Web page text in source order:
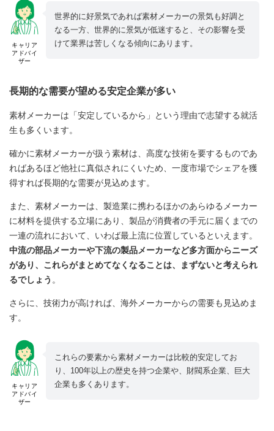
キャリア
アドバイ
ザー
世界的に好景気であれば素材メーカーの景気も好調と
なる一方、世界的に景気が低迷すると、その影響を受
けて業界は苦しくなる傾向にあります。
長期的な需要が望める安定企業が多い
素材メーカーは「安定しているから」という理由で志望する就活
生も多くいます。
確かに素材メーカーが扱う素材は、高度な技術を要するものであ
ればあるほど他社に真似されにくいため、一度市場でシェアを獲
得すれば長期的な需要が見込めます。
また、素材メーカーは、製造業に携わるほかのあらゆるメーカー
に材料を提供する立場にあり、製品が消費者の手元に届くまでの
一連の流れにおいて、いわば最上流に位置しているといえます。
中流の部品メーカーや下流の製品メーカーなど多方面からニーズ
があり、これらがまとめてなくなることは、まずないと考えられ
るでしょう 。
さらに、技術力が高ければ、海外メーカーからの需要も見込めま
す。
キャリア
アドバイ
ザー
これらの要素から素材メーカーは比較的安定してお
り、100年以上の歴史を持つ企業や、財閥系企業、巨大
企業も多くあります。